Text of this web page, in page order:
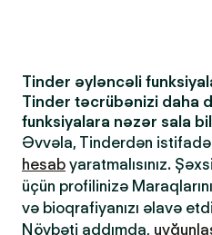
Tinder əyləncəli
Tinder təcrübənizi daha
funksiyalara nəzər sala
Əvvəla, Tinderdən
hesab yaratmalısınız.
üçün profilinizə
və bioqrafiyanızı əlavə
Növbəti addımda,